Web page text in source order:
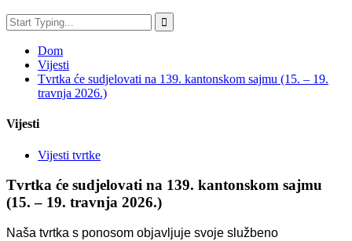
Dom
Vijesti
Tvrtka će sudjelovati na 139. kantonskom sajmu (15. – 19.
travnja 2026.)
Vijesti
Vijesti tvrtke
Tvrtka će sudjelovati na 139. kantonskom sajmu
(15. – 19. travnja 2026.)
Naša tvrtka s ponosom objavljuje svoje službeno